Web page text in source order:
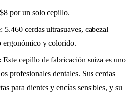
por un solo cepillo.
: 5.460 cerdas ultrasuaves, cabezal
ergonómico y colorido.
: Este cepillo de fabricación suiza es uno
profesionales dentales. Sus cerdas
para dientes y encías sensibles, y su